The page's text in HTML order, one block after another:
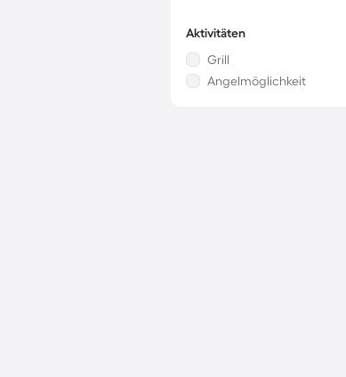
Aktivitäten
Grill
Angelmöglichkeit